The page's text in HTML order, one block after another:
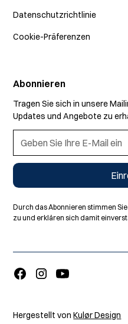
Datenschutzrichtlinie
Cookie-Präferenzen
Abonnieren
Tragen Sie sich in unsere
Updates und Angebote zu
Durch das Abonnieren stimmen
zu und erklären sich damit
Hergestellt vonKulør Design